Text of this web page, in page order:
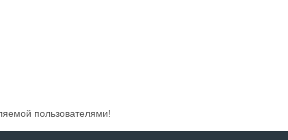
пользователями!